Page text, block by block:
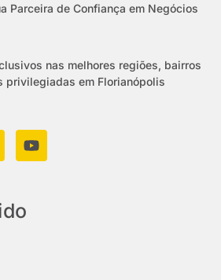
Parceira de Confiança em Negócios
nas melhores regiões, bairros
privilegiadas em Florianópolis